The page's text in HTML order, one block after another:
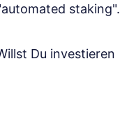
staking".
Du investieren